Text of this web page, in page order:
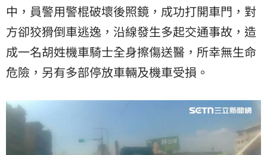
中，員警用警棍破壞後照鏡，成功打開車門，對
方卻狡猾倒車逃逸，沿線發生多起交通事故，造
成一名胡姓機車騎士全身擦傷送醫，所幸無生命
危險，另有多部停放車輛及機車受損。